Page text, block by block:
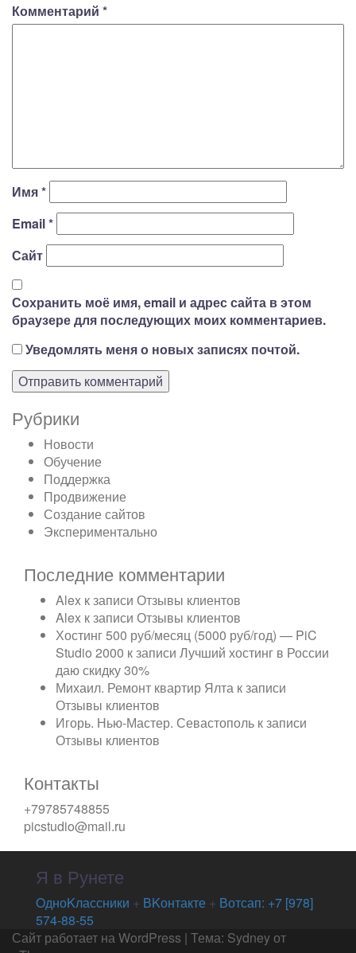
Комментарий *
Имя*
Email*
Сайт
Сохранить моё имя, email и адрес сайта в этом
браузере для последующих моих комментариев.
Уведомлять меня о новых записях почтой.
Рубрики
Новости
Обучение
Поддержка
Продвижение
Создание сайтов
Экспериментально
Последние комментарии
Alex к записи Отзывы клиентов
Alex к записи Отзывы клиентов
Хостинг 500 руб/месяц (5000 руб/год) — PiC
Studio 2000 к записи Лучший хостинг в России
даю скидку 30%
Михаил. Ремонт квартир Ялта к записи
Отзывы клиентов
Игорь. Нью-Мастер. Севастополь к записи
Отзывы клиентов
Контакты
+79785748855
picstudio@mail.ru
Я в Рунете
OдноKлассники + ВKонтакте + Вотсап: +7 [978]
574-88-55
Сайт работает на WordPress | Тема: Sydney от